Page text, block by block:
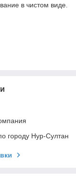
в чистом виде.
городу Нур-Султан